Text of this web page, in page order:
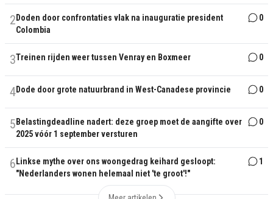
2 Doden door confrontaties vlak na inauguratie president
Colombia
0
3Treinen rijden weer tussen Venray en Boxmeer 0
4Dode door grote natuurbrand in West-Canadese provincie 0
5 Belastingdeadline nadert: deze groep moet de aangifte over
2025 vóór 1 september versturen
0
6 Linkse mythe over ons woongedrag keihard gesloopt:
"Nederlanders wonen helemaal niet 'te groot'!"
1